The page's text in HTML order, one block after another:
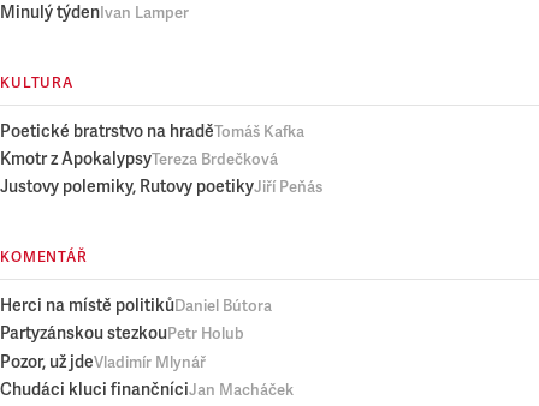
Minulý týden Ivan Lamper
KULTURA
Poetické bratrstvo na hraděTomáš Kafka
Kmotr z ApokalypsyTereza Brdečková
Justovy polemiky, Rutovy poetikyJiří Peňás
KOMENTÁŘ
Herci na místě politikůDaniel Bútora
Partyzánskou stezkouPetr Holub
Pozor, už jdeVladimír Mlynář
Chudáci kluci finančníciJan Macháček